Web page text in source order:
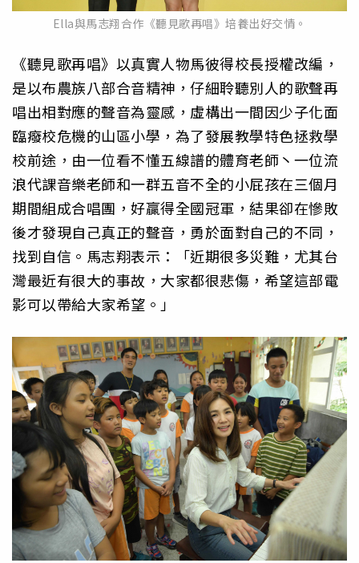
Ella與馬志翔合作《聽見歌再唱》培養出好交情。
《聽見歌再唱》以真實人物馬彼得校長授權改編，
是以布農族八部合音精神，仔細聆聽別人的歌聲再
唱出相對應的聲音為靈感， 虛構出一間因少子化面
臨癈校危機的山區小學， 為了發展教學特色拯救學
校前途， 由一位看不懂五線譜的體育老師丶一位流
浪代課音樂老師和一群五音不全的小屁孩在三個月
期間組成合唱團，好贏得全國冠軍， 結果卻在慘敗
後才發現自己真正的聲音，勇於面對自己的不同，
找到自信。馬志翔表示：「近期很多災難， 尤其台
灣最近有很大的事故，大家都很悲傷， 希望這部電
影可以帶給大家希望。」